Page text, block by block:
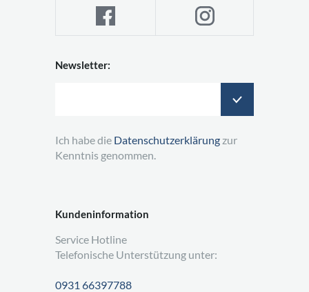
Kundeninformation
Service Hotline
Telefonische Unterstützung unter:
0931 66397788
Newsletter:
Ich habe die Datenschutzerklärung zur
Kenntnis genommen.